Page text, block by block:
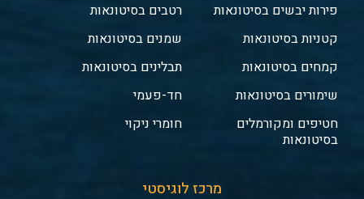
פירות יבשים בסיטונאות
קטניות בסיטונאות
קמחים בסיטונאות
שימורים בסיטונאות
חטיפים ומקורמלים
בסיטונאות
רטבים בסיטונאות
שמנים בסיטונאות
תבלינים בסיטונאות
חד-פעמי
חומרי ניקוי
מרכז לוגיסטי